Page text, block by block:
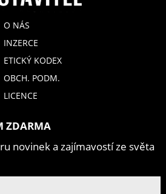
O NÁS
INZERCE
ETICKÝ KODEX
OBCH. PODM.
LICENCE
ZDARMA
novinek a zajímavostí ze světa